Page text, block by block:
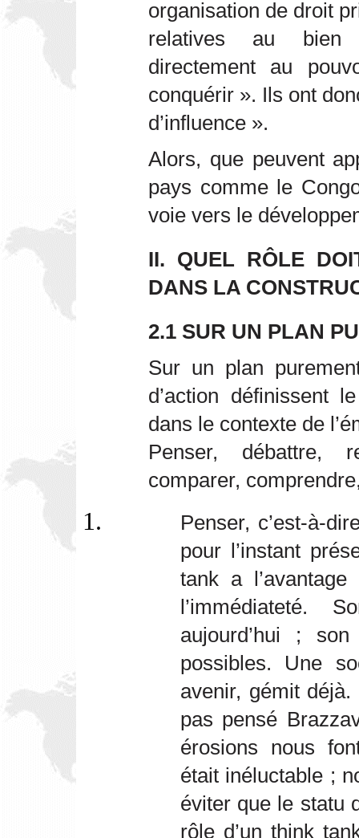
organisation de droit
relatives au bien
directement au
conquérir ». Ils ont
d’influence ».
Alors, que peuvent
pays comme le
voie vers le
II. QUEL RÔLE
DANS LA
2.1 SUR UN PLAN
Sur un plan
d’action définissent
dans le contexte de
Penser, débattre,
comparer,
Penser, c’est-à-
pour l’instant
tank a
l’immédiateté.
aujourd’hui ;
possibles. Une
avenir, gémit déjà.
pas pensé
érosions nous
était inéluctable ;
éviter que le statu
rôle d’un think